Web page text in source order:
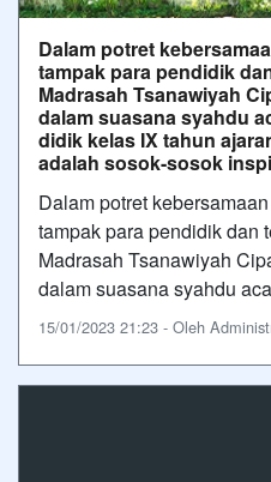
Dalam potret
tampak para pendidik
Madrasah Tsanawiyah
dalam suasana syahdu
didik kelas IX tahun
adalah sosok-sosok
Dalam potret
tampak para pendidik dan
Madrasah Tsanawiyah
dalam suasana syahdu
15/01/2023 21:23 - Oleh